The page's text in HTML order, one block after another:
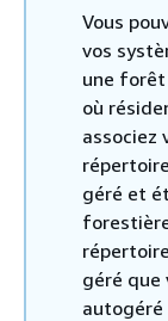
Vous
vos
une
où
associez
géré et
géré que